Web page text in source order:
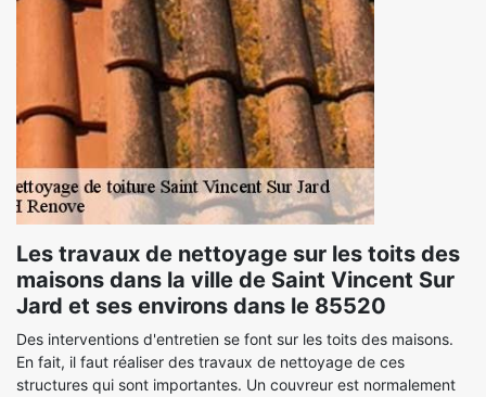
Les travaux de nettoyage sur les toits des
maisons dans la ville de Saint Vincent Sur
Jard et ses environs dans le 85520
Des interventions d'entretien se font sur les toits des maisons.
En fait, il faut réaliser des travaux de nettoyage de ces
structures qui sont importantes. Un couvreur est normalement